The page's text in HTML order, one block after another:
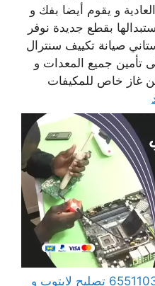
و يقوم أيضا بفك و
بقطع جديدة نوفر
صيانة تكييف سنترال
تأمين جميع المعدات و
غاز خاص للمكيفات
مهندس كمبيوتر النويصيب 65511033 تصليح لابتوب و